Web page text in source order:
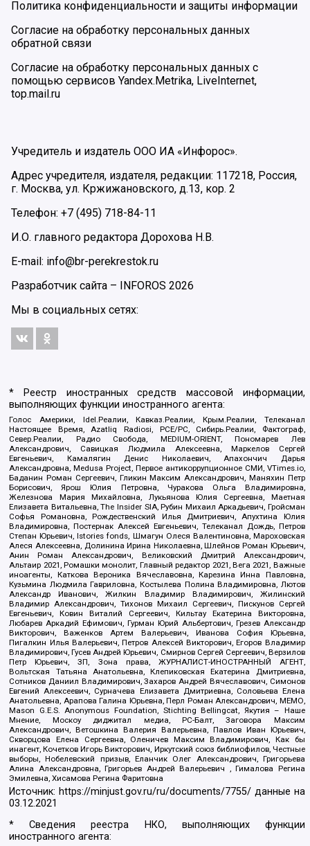
Политика конфиденциальности и защиты информации
Согласие на обработку персональных данных
обратной связи
Согласие на обработку персональных данных с
помощью сервисов Yandex.Metrika, LiveInternet,
top.mail.ru
Учредитель и издатель ООО ИА «Инфорос».
Адрес учредителя, издателя, редакции: 117218, Россия,
г. Москва, ул. Кржижановского, д.13, кор. 2
Телефон: +7 (495) 718-84-11
И.О. главного редактора Дорохова Н.В.
E-mail: info@br-perekrestok.ru
Разработчик сайта –
INFOROS 2026
Мы в социальных сетях:
* Реестр иностранных средств массовой информации,
выполняющих функции иностранного агента:
Голос Америки, Idel.Реалии, Кавказ.Реалии, Крым.Реалии, Телеканал
Настоящее Время, Azatliq Radiosi, PCE/PC, Сибирь.Реалии, Фактограф,
Север.Реалии, Радио Свобода, MEDIUM-ORIENT, Пономарев Лев
Александрович, Савицкая Людмила Алексеевна, Маркелов Сергей
Евгеньевич, Камалягин Денис Николаевич, Апахончич Дарья
Александровна, Medusa Project, Первое антикоррупционное СМИ, VTimes.io,
Баданин Роман Сергеевич, Гликин Максим Александрович, Маняхин Петр
Борисович, Ярош Юлия Петровна, Чуракова Ольга Владимировна,
Железнова Мария Михайловна, Лукьянова Юлия Сергеевна, Маетная
Елизавета Витальевна, The Insider SIA, Рубин Михаил Аркадьевич, Гройсман
Софья Романовна, Рождественский Илья Дмитриевич, Апухтина Юлия
Владимировна, Постернак Алексей Евгеньевич, Телеканал Дождь, Петров
Степан Юрьевич, Istories fonds, Шмагун Олеся Валентиновна, Мароховская
Алеся Алексеевна, Долинина Ирина Николаевна, Шлейнов Роман Юрьевич,
Анин Роман Александрович, Великовский Дмитрий Александрович,
Альтаир 2021, Ромашки монолит, Главный редактор 2021, Вега 2021, Важные
иноагенты, Каткова Вероника Вячеславовна, Карезина Инна Павловна,
Кузьмина Людмила Гавриловна, Костылева Полина Владимировна, Лютов
Александр Иванович, Жилкин Владимир Владимирович, Жилинский
Владимир Александрович, Тихонов Михаил Сергеевич, Пискунов Сергей
Евгеньевич, Ковин Виталий Сергеевич, Кильтау Екатерина Викторовна,
Любарев Аркадий Ефимович, Гурман Юрий Альбертович, Грезев Александр
Викторович, Важенков Артем Валерьевич, Иванова София Юрьевна,
Пигалкин Илья Валерьевич, Петров Алексей Викторович, Егоров Владимир
Владимирович, Гусев Андрей Юрьевич, Смирнов Сергей Сергеевич, Верзилов
Петр Юрьевич, ЗП, Зона права, ЖУРНАЛИСТ-ИНОСТРАННЫЙ АГЕНТ,
Вольтская Татьяна Анатольевна, Клепиковская Екатерина Дмитриевна,
Сотников Даниил Владимирович, Захаров Андрей Вячеславович, Симонов
Евгений Алексеевич, Сурначева Елизавета Дмитриевна, Соловьева Елена
Анатольевна, Арапова Галина Юрьевна, Перл Роман Александрович, МЕМО,
Mason G.E.S. Anonymous Foundation, Stichting Bellingcat, Якутия – Наше
Мнение, Москоу диджитал медиа, РС-Балт, Заговора Максим
Александрович, Ветошкина Валерия Валерьевна, Павлов Иван Юрьевич,
Скворцова Елена Сергеевна, Оленичев Максим Владимирович, Как бы
инагент, Кочетков Игорь Викторович, Иркутский союз библиофилов, Честные
выборы, Нобелевский призыв, Еланчик Олег Александрович, Григорьева
Алина Александровна, Григорьев Андрей Валерьевич , Гималова Регина
Эмилевна, Хисамова Регина Фаритовна
Источник: https://minjust.gov.ru/ru/documents/7755/ данные на
03.12.2021
* Сведения реестра НКО, выполняющих функции
иностранного агента: